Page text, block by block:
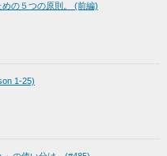
の５つの原則。 (前編)
1-25)